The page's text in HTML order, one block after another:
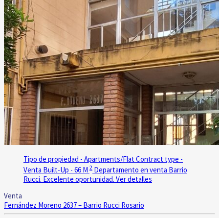
Tipo de propiedad - Apartments/FlatContract type -
Venta Built-Up - 66 M 2 Departamento en venta Barrio
Rucci. Excelente oportunidad. Ver detalles
Venta
Fernández Moreno 2637 – Barrio Rucci Rosario